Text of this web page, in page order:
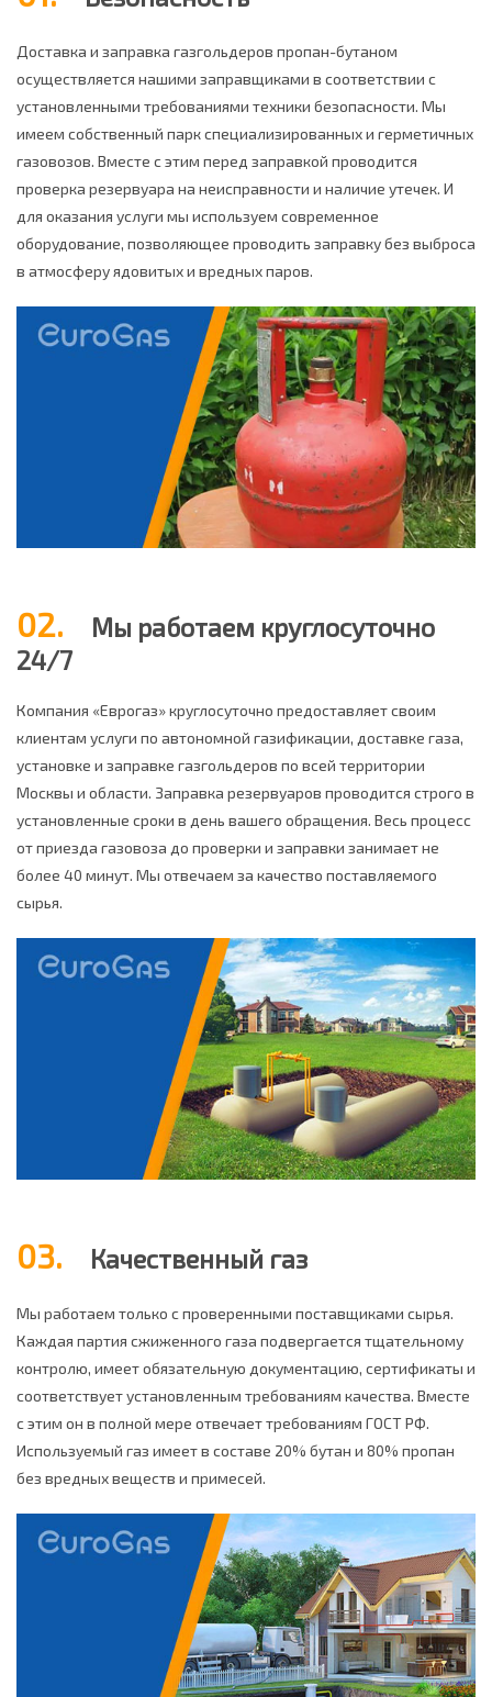
Доставка и заправка газгольдеров пропан-бутаном
осуществляется нашими заправщиками в соответствии с
установленными требованиями техники безопасности. Мы
имеем собственный парк специализированных и герметичных
газовозов. Вместе с этим перед заправкой проводится
проверка резервуара на неисправности и наличие утечек. И
для оказания услуги мы используем современное
оборудование, позволяющее проводить заправку без выброса
в атмосферу ядовитых и вредных паров.
02.
Мы работаем круглосуточно
24/7
Компания «Еврогаз» круглосуточно предоставляет своим
клиентам услуги по автономной газификации, доставке газа,
установке и заправке газгольдеров по всей территории
Москвы и области. Заправка резервуаров проводится строго в
установленные сроки в день вашего обращения. Весь процесс
от приезда газовоза до проверки и заправки занимает не
более 40 минут. Мы отвечаем за качество поставляемого
сырья.
03. Качественный газ
Мы работаем только с проверенными поставщиками сырья.
Каждая партия сжиженного газа подвергается тщательному
контролю, имеет обязательную документацию, сертификаты и
соответствует установленным требованиям качества. Вместе
с этим он в полной мере отвечает требованиям ГОСТ РФ.
Используемый газ имеет в составе 20% бутан и 80% пропан
без вредных веществ и примесей.